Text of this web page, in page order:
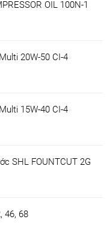
OIL 100N-1
20W-50 CI-4
15W-40 CI-4
SHL FOUNTCUT 2G
46, 68